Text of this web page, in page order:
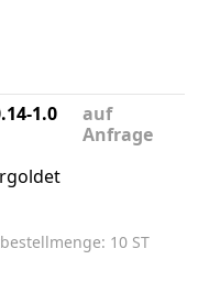
1.0
auf
Anfrage
10 ST